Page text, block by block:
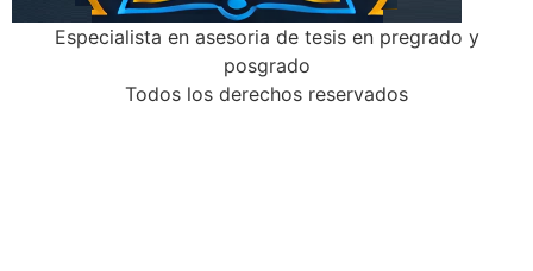
Especialista en asesoria de tesis en pregrado y
posgrado
Todos los derechos reservados